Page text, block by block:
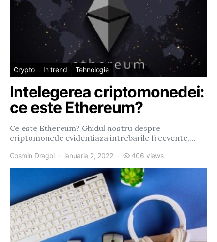
Crypto In trend Tehnologie
Intelegerea criptomonedei:
ce este Ethereum?
Ce este Ethereum? Ghidul nostru despre
criptomonede evidentiaza intrebarile frecvente,…
Cosmin Dragoi ianuarie 2, 2022 406 views